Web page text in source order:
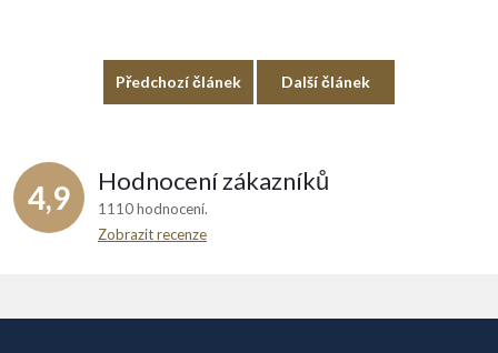
Předchozí článek Další článek
4,9 Hodnocení zákazníků
1110 hodnocení
Zobrazit recenze